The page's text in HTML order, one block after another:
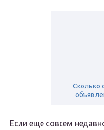
Cколько
Если еще совсем